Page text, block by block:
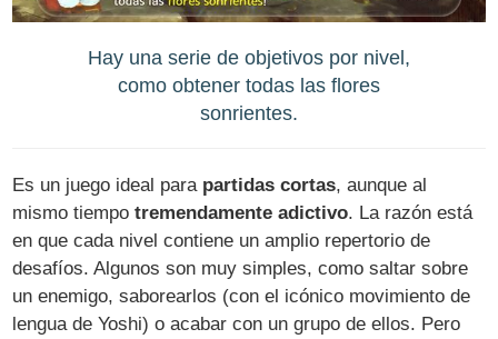
Hay una serie de objetivos por nivel,
como obtener todas las flores
sonrientes.
Es un juego ideal para partidas cortas, aunque al
mismo tiempotremendamente adictivo. La razón está
en que cada nivel contiene un amplio repertorio de
desafíos. Algunos son muy simples, como saltar sobre
un enemigo, saborearlos (con el icónico movimiento de
lengua de Yoshi) o acabar con un grupo de ellos. Pero